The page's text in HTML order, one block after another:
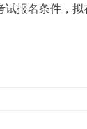
报名条件，